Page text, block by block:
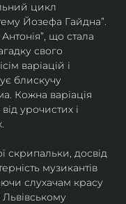
цикл
Йозефа Гайдна”.
що стала
свого
варіацій і
блискучу
Кожна варіація
урочистих і
скрипальки, досвід
музикантів
слухачам красу